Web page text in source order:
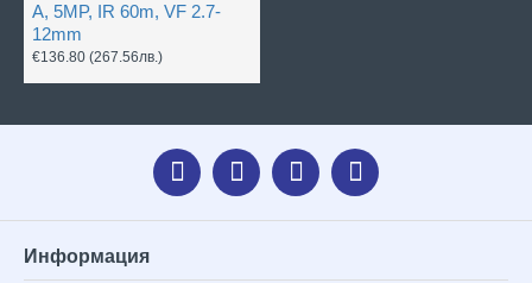
A, 5MP, IR 60m, VF 2.7-
12mm
€136.80 (267.56лв.)
Информация